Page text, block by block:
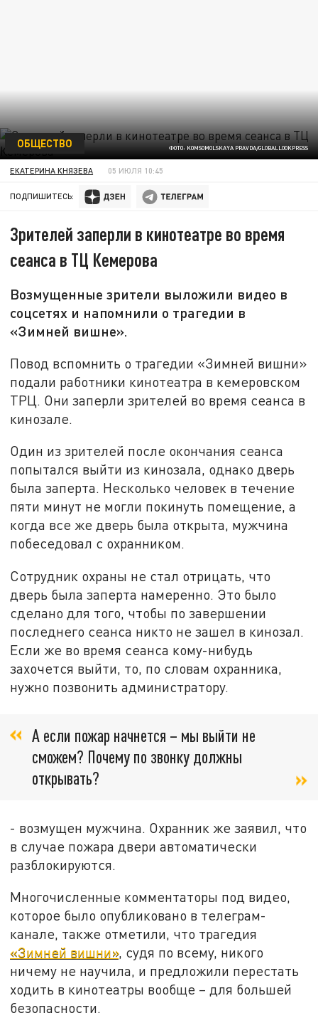
ФОТО: KOMSOMOLSKAYA PRAVDA/GLOBALLOOKPRESS
ОБЩЕСТВО
ЕКАТЕРИНА КНЯЗЕВА 05 ИЮЛЯ 10:45
ПОДПИШИТЕСЬ:
Зрителей заперли в кинотеатре во время
сеанса в ТЦ Кемерова
Возмущенные зрители выложили видео в
соцсетях и напомнили о трагедии в
«Зимней вишне».
Повод вспомнить о трагедии «Зимней вишни»
подали работники кинотеатра в кемеровском
ТРЦ. Они заперли зрителей во время сеанса в
кинозале.
Один из зрителей после окончания сеанса
попытался выйти из кинозала, однако дверь
была заперта. Несколько человек в течение
пяти минут не могли покинуть помещение, а
когда все же дверь была открыта, мужчина
побеседовал с охранником.
Сотрудник охраны не стал отрицать, что
дверь была заперта намеренно. Это было
сделано для того, чтобы по завершении
последнего сеанса никто не зашел в кинозал.
Если же во время сеанса кому-нибудь
захочется выйти, то, по словам охранника,
нужно позвонить администратору.
А если пожар начнется – мы выйти не
сможем? Почему по звонку должны
открывать?
- возмущен мужчина. Охранник же заявил, что
в случае пожара двери автоматически
разблокируются.
Многочисленные комментаторы под видео,
которое было опубликовано в телеграм-
канале, также отметили, что трагедия
«Зимней вишни», судя по всему, никого
ничему не научила, и предложили перестать
ходить в кинотеатры вообще – для большей
безопасности.